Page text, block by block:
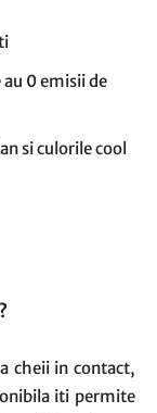
0 emisii de
si culorile cool
cheii in contact,
iti permite